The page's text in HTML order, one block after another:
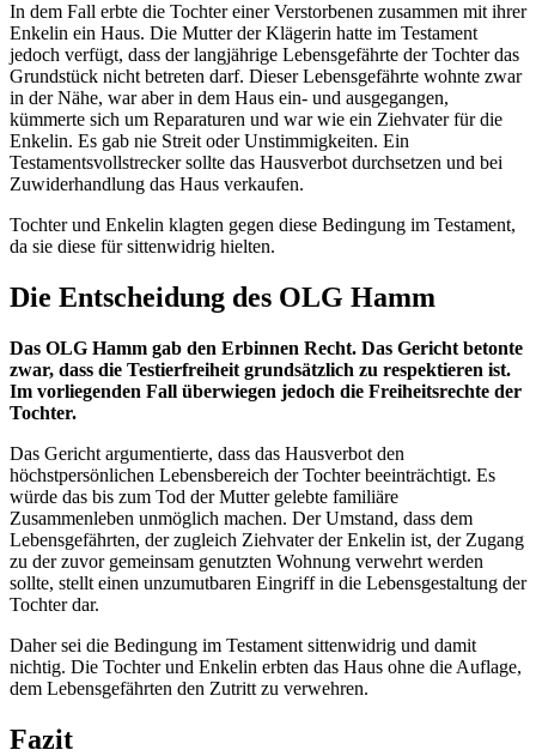
In dem Fall erbte die Tochter einer Verstorbenen zusammen mit ihrer
Enkelin ein Haus. Die Mutter der Klägerin hatte im Testament
jedoch verfügt, dass der langjährige Lebensgefährte der Tochter das
Grundstück nicht betreten darf. Dieser Lebensgefährte wohnte zwar
in der Nähe, war aber in dem Haus ein- und ausgegangen,
kümmerte sich um Reparaturen und war wie ein Ziehvater für die
Enkelin. Es gab nie Streit oder Unstimmigkeiten. Ein
Testamentsvollstrecker sollte das Hausverbot durchsetzen und bei
Zuwiderhandlung das Haus verkaufen.
Tochter und Enkelin klagten gegen diese Bedingung im Testament,
da sie diese für sittenwidrig hielten.
Die Entscheidung des OLG Hamm
Das OLG Hamm gab den Erbinnen Recht. Das Gericht betonte
zwar, dass die Testierfreiheit grundsätzlich zu respektieren ist.
Im vorliegenden Fall überwiegen jedoch die Freiheitsrechte der
Tochter.
Das Gericht argumentierte, dass das Hausverbot den
höchstpersönlichen Lebensbereich der Tochter beeinträchtigt. Es
würde das bis zum Tod der Mutter gelebte familiäre
Zusammenleben unmöglich machen. Der Umstand, dass dem
Lebensgefährten, der zugleich Ziehvater der Enkelin ist, der Zugang
zu der zuvor gemeinsam genutzten Wohnung verwehrt werden
sollte, stellt einen unzumutbaren Eingriff in die Lebensgestaltung der
Tochter dar.
Daher sei die Bedingung im Testament sittenwidrig und damit
nichtig. Die Tochter und Enkelin erbten das Haus ohne die Auflage,
dem Lebensgefährten den Zutritt zu verwehren.
Fazit